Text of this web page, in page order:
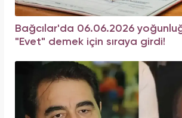
Bağcılar'da 06.06.2026
"Evet" demek için sıraya girdi!